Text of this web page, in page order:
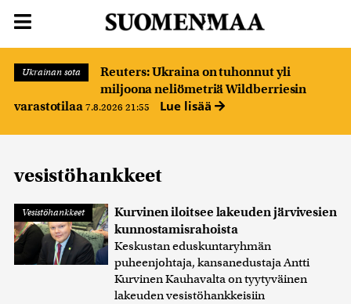
Ukrainan sota
Reuters: Ukraina on tuhonnut yli
miljoona neliömetriä Wildberriesin
varastotilaa 7.8.2026 21:55 Lue lisää
vesistöhankkeet
Vesistöhankkeet
Kurvinen iloitsee lakeuden järvivesien
kunnostamisrahoista
Keskustan eduskuntaryhmän
puheenjohtaja, kansanedustaja Antti
Kurvinen Kauhavalta on tyytyväinen
lakeuden vesistöhankkeisiin